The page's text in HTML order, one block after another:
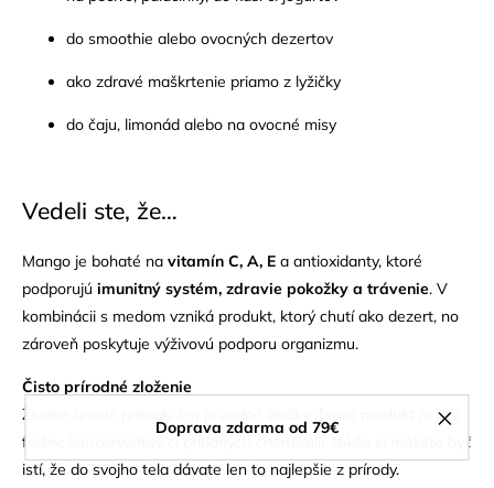
Doprava zdarma od 79€
do smoothie alebo ovocných dezertov
ako zdravé maškrtenie priamo z lyžičky
do čaju, limonád alebo na ovocné misy
Vedeli ste, že…
Mango je bohaté na vitamín C, A, E a antioxidanty, ktoré
podporujú imunitný systém, zdravie pokožky a trávenie. V
kombinácii s medom vzniká produkt, ktorý chutí ako dezert, no
zároveň poskytuje výživovú podporu organizmu.
Čisto prírodné zloženie
Žiadne umelé prísady, len prírodné zložky. Tento produkt je bez
farbív, konzervantov či pridaných chemikálií, takže si môžete byť
istí, že do svojho tela dávate len to najlepšie z prírody.